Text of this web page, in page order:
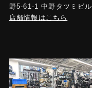
野5-61-1 中野タツミビル
店舗情報はこちら